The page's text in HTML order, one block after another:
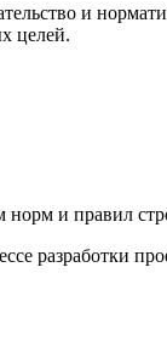
и
целей.
и правил
разработки